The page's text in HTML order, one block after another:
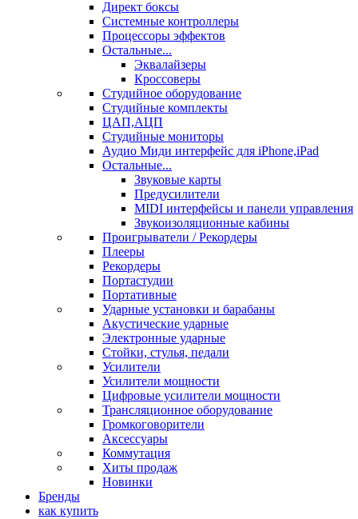
Директ боксы
Системные контроллеры
Процессоры эффектов
Остальные...
Эквалайзеры
Кроссоверы
Студийное оборудование
Студийные комплекты
ЦАП,АЦП
Студийные мониторы
Аудио Миди интерфейс для iPhone,iPad
Остальные...
Звуковые карты
Предусилители
MIDI интерфейсы и панели управления
Звукоизоляционные кабины
Проигрыватели / Рекордеры
Плееры
Рекордеры
Портастудии
Портативные
Ударные установки и барабаны
Акустические ударные
Электронные ударные
Стойки, стулья, педали
Усилители
Усилители мощности
Цифровые усилители мощности
Трансляционное оборудование
Громкоговорители
Аксессуары
Коммутация
Хиты продаж
Новинки
Бренды
как купить